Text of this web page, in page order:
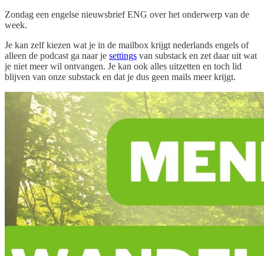
Zondag een engelse nieuwsbrief ENG over het onderwerp van de
week.
Je kan zelf kiezen wat je in de mailbox krijgt nederlands engels of
alleen de podcast ga naar je settings van substack en zet daar uit wat
je niet meer wil ontvangen. Je kan ook alles uitzetten en toch lid
blijven van onze substack en dat je dus geen mails meer krijgt.